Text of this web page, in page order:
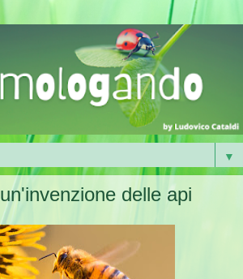
▼
delle api